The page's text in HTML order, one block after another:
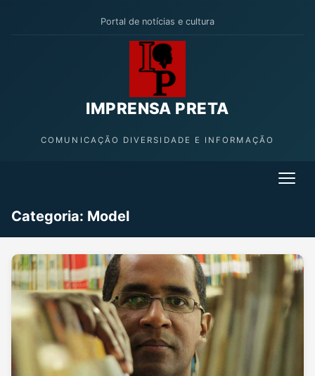
Portal de notícias e cultura
IMPRENSA PRETA
COMUNICAÇÃO DIVERSIDADE E INFORMAÇÃO
Categoria: Model